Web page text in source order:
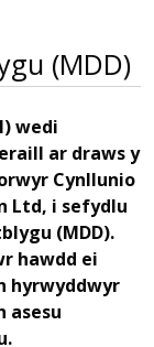
(MDD)
wedi
ar draws y
Cynllunio
Ltd, i sefydlu
(MDD).
hawdd ei
hyrwyddwyr
asesu